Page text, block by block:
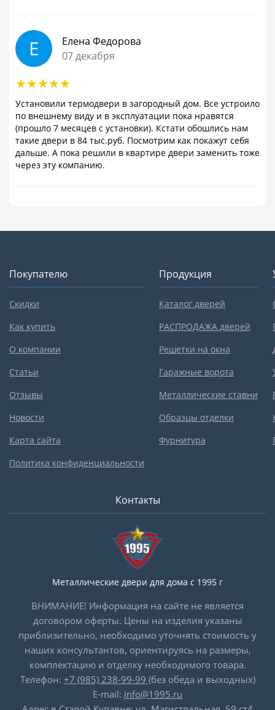
Е
Елена Федорова
07 декабря
Установили термодвери в загородный дом. Все устроило
по внешнему виду и в эксплуатации пока нравятся
(прошло 7 месяцев с установки). Кстати обошлись нам
такие двери в 84 тыс.руб. Посмотрим как покажут себя
дальше. А пока решили в квартире двери заменить тоже
через эту компанию.
Покупателю
Скидки
Как купить
О компании
Статьи
Отзывы
Новости
Карта сайта
Политика конфиденциальности
Продукция
Каталог дверей
РАСПРОДАЖА дверей
Решетки на окна
Гаражные ворота
Металлические ставни
Образцы отделки
Фурнитура
Контакты
Металлические двери для дома с 1995 г
ВНИМАНИЕ! Информация на сайте не является
договором оферты. Цены на изделия указаны
приблизительно, необходимо уточнять стоимость у
наших консультантов, ориентируясь на размеры,
комплектацию и отделку необходимого товара.
Телефон: +7 (985) 238-99-99 (без обеда и выходных)
E-mail: info@1995.ru